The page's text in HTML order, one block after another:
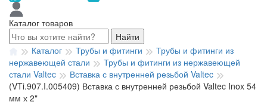
Каталог товаров
Найти
Каталог
Трубы и фитинги
Трубы и фитинги из
нержавеющей стали
Трубы и фитинги из нержавеющей
стали Valtec
Вставка с внутренней резьбой Valtec
(VTi.907.I.005409) Вставка с внутренней резьбой Valtec Inox 54
мм х 2"